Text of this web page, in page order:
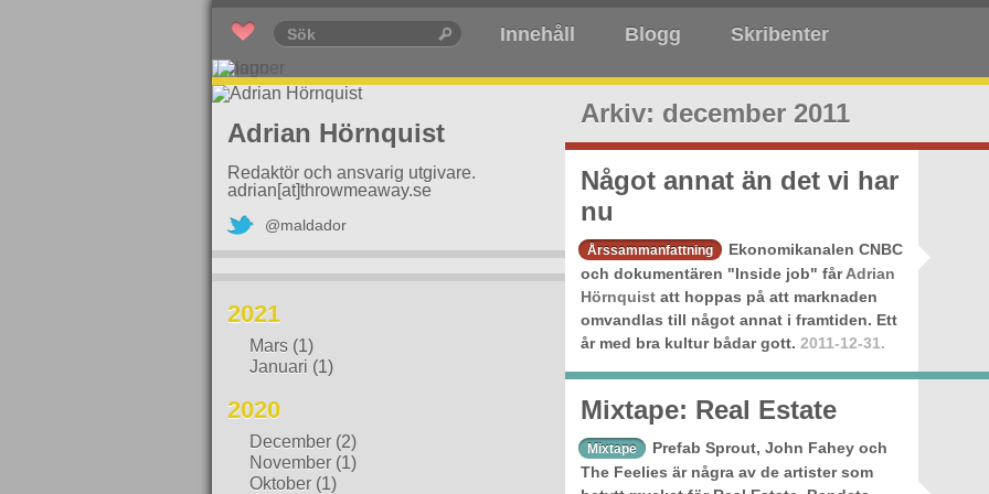
Innehåll Blogg Skribenter
Adrian Hörnquist
Redaktör och ansvarig utgivare.
adrian[at]throwmeaway.se
@maldador
2021
Mars (1)
Januari (1)
2020
December (2)
November (1)
Oktober (1)
Arkiv: december 2011
Något annat än det vi har
nu
Årssammanfattning
Ekonomikanalen CNBC
och dokumentären "Inside job" fårAdrian
Hörnquist att hoppas på att marknaden
omvandlas till något annat i framtiden. Ett
år med bra kultur bådar gott. 2011-12-31.
Mixtape: Real Estate
Mixtape
Prefab Sprout, John Fahey och
The Feelies är några av de artister som